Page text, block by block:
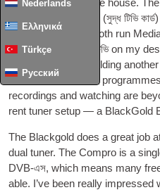
Nederlands
Ελληνικά
Türkçe
Русский
tasked করছিটিভি
in the house.
(সুদ্ধটিভি
the lounge. These both run
way I can also get
টিভি on my
near future I’ll be build­ing anoth­er
can watch recor­ded
record­ings and watch­ing are
rent tuner setup — a Black­Gold
The Black­gold does a great job
dual tuner. The Compro is a
DVB-এস,which means many
able. I’ve been really impressed